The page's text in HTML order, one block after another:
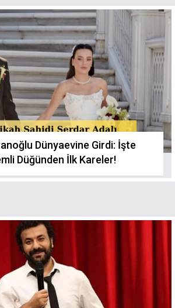
Dünyaevine Girdi: İşte
Düğünden İlk Kareler!